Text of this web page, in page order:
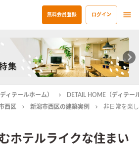
無料会員登録 ログイン
ィテールホーム）
DETAIL HOME（ディテ
西区 新潟市西区の建築実例 非日常を楽
ホテルライクな住まい